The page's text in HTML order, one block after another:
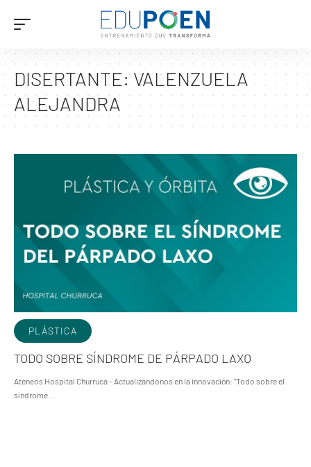
DISERTANTE:VALENZUELA
ALEJANDRA
PLÁSTICA
TODO SOBRE SÍNDROME DE PÁRPADO LAXO
Ateneos Hospital Churruca - Actualizándonos en la innovación: "Todo sobre el
síndrome…